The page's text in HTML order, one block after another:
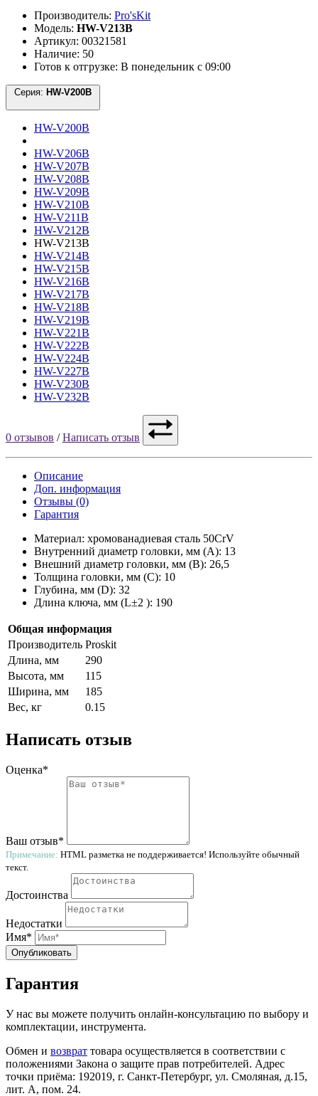
Производитель: Pro'sKit
Модель: HW-V213B
Артикул: 00321581
Наличие: 50
Готов к отгрузке: В понедельник с 09:00
Серия:
HW-V200B
HW-V206B
HW-V207B
HW-V208B
HW-V209B
HW-V210B
HW-V211B
HW-V212B
HW-V213B
HW-V214B
HW-V215B
HW-V216B
HW-V217B
HW-V218B
HW-V219B
HW-V221B
HW-V222B
HW-V224B
HW-V227B
HW-V230B
HW-V232B
0 отзывов /Написать отзыв
Описание
Доп. информация
Отзывы (0)
Гарантия
Материал: хромованадиевая сталь 50CrV
Внутренний диаметр головки, мм (A): 13
Внешний диаметр головки, мм (B): 26,5
Толщина головки, мм (C): 10
Глубина, мм (D): 32
Длина ключа, мм (L±2 ): 190
Общая информация
Производитель Proskit
Длина, мм
290
Высота, мм
115
Ширина, мм
185
Вес, кг
0.15
Написать отзыв
Оценка*
Ваш отзыв*
Примечание: HTML разметка не поддерживается! Используйте обычный
текст.
Достоинства
Недостатки
Имя*
Опубликовать
Гарантия
У нас вы можете получить онлайн-консультацию по выбору и
комплектации, инструмента.
Обмен и возврат товара осуществляется в соответствии с
положениями Закона о защите прав потребителей. Адрес
точки приёма: 192019, г. Санкт-Петербург, ул. Смоляная, д.15,
лит. А, пом. 24.